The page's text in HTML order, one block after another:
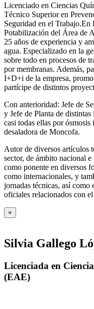
Licenciado en Ciencias
Técnico Superior en
Seguridad en el Trabajo.En
Potabilización del Área de
25 años de experiencia y
agua. Especializado en la
sobre todo en procesos de
por membranas. Además,
I+D+i de la empresa,
partícipe de distintos
Con anterioridad: Jefe de
y Jefe de Planta de
casi todas ellas por ósmosis
desaladora de Moncofa.
Autor de diversos artículos
sector, de ámbito nacional
como ponente en diversos
como internacionales, y
jornadas técnicas, así como
oficiales relacionados con
×
Silvia Gallego
Licenciada en
(EAE)